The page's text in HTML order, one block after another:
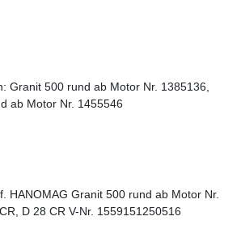
Granit 500 rund ab Motor Nr. 1385136,
ab Motor Nr. 1455546
HANOMAG Granit 500 rund ab Motor Nr.
D 28 CR V-Nr. 1559151250516